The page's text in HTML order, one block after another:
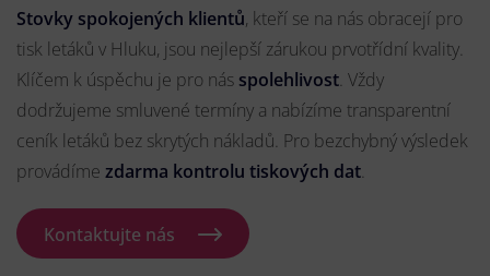
Stovky spokojených klientů, kteří se na nás obracejí pro
tisk letáků v Hluku, jsou nejlepší zárukou prvotřídní kvality.
Klíčem k úspěchu je pro nás spolehlivost. Vždy
dodržujeme smluvené termíny a nabízíme transparentní
ceník letáků bez skrytých nákladů. Pro bezchybný výsledek
provádíme zdarma kontrolu tiskových dat.
Kontaktujte nás